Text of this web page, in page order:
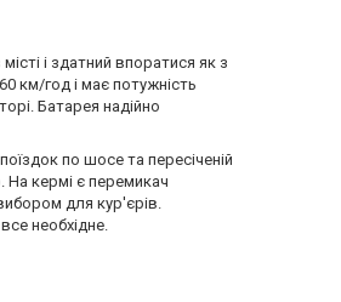
і здатний впоратися як з
км/год і має потужність
Батарея надійно
по шосе та пересіченій
На кермі є перемикач
для кур'єрів.
необхідне.